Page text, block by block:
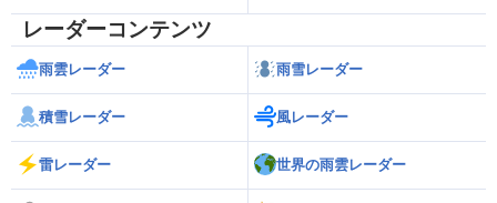
レーダーコンテンツ
雨雲レーダー 雨雪レーダー
積雪レーダー 風レーダー
雷レーダー 世界の雨雲レーダー